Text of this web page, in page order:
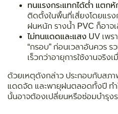
ทนแรงกระแทกได้ต่ำ แตกหั
ติดตั้งในพื้นที่เสี่ยงโดยแรง
ฝนหนัก รางน้ำ PVC ก็อาจ
ไม่ทนแดดและแสง UV เพร
“กรอบ” ก่อนเวลาอันควร
เร็วกว่าอายุการใช้งานจริง
ด้วยเหตุดังกล่าว ประกอบกับสภา
แดดจัด และพายุฝนตลอดทั้งปี ท
นั้นอาจต้องเปลี่ยนหรือซ่อมบำรุง